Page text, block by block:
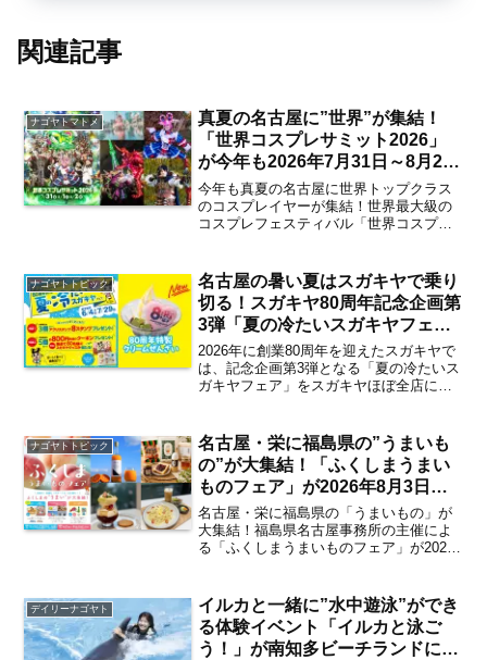
関連記事
ナゴヤトマトメ
真夏の名古屋に”世界”が集結！
「世界コスプレサミット2026」
が今年も2026年7月31日～8月2日
まで開催 注目企画が続々発表！
【まとめ／栄・矢場町・大須他】
今年も真夏の名古屋に世界トップクラス
のコスプレイヤーが集結！世界最大級の
コスプレフェスティバル「世界コスプレ
場町・大須界隈を中心とした名古屋市内
各所にて開...
ナゴヤトトピック
名古屋の暑い夏はスガキヤで乗り
切る！スガキヤ80周年記念企画第
3弾「夏の冷たいスガキヤフェ
ア」が2026年6月4日よりスター
ト 気になる新メニューは？【名
古屋発】
2026年に創業80周年を迎えたスガキヤで
は、記念企画第3弾となる「夏の冷たいス
ガキヤフェア」をスガキヤほぼ全店にて
や「夏を乗り切る冷たい麺」の新メニュ
ー3種が発売され...
ナゴヤトトピック
名古屋・栄に福島県の”うまいも
の”が大集結！「ふくしまうまい
ものフェア」が2026年8月3日～9
日まで中日ビルにて開催 見どこ
ろは？【栄】
名古屋・栄に福島県の「うまいもの」が
大集結！福島県名古屋事務所の主催によ
る「ふくしまうまいものフェア」が2026
「ふくしまうまいものフェア」では、中
日ビル2階にある全...
デイリーナゴヤト
イルカと一緒に”水中遊泳”ができ
る体験イベント「イルカと泳ご
う！」が南知多ビーチランドにて